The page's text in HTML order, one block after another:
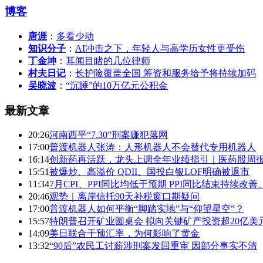
博客
唐涯 ： 多看少动
知识分子 ： AI冲击之下，年轻人与高学历女性更受伤
丁金坤 ： 耳闻目睹的几位律师
村夫日记 ： 长护险覆盖全国 筹资和服务给予将持续加码
吴晓波 ： “沉睡”的10万亿元公积金
最新文章
20:26河南西平“7.30”刑案嫌犯落网
17:00普渡机器人张涛：人形机器人不会替代专用机器人
16:14创新药再活跃，龙头上调全年业绩指引｜医药股周
15:51被爆炒、高溢价 QDII、国投白银LOF明确被退市
11:347月CPI、PPI同比均低于预期 PPI同比结束持续改善
20:46观势｜离岸信托90天补税窗口期疑问
17:00普渡机器人如何平衡“脚踏实地”与“仰望星空”？
15:57特朗普召开矿业圆桌会 拟向关键矿产投资超20亿美
14:09美日联合干预汇率，为何影响了黄金
13:32“90后”农民工讨薪涉刑案发回重审 因部分事实不清